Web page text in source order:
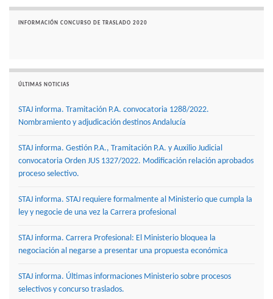
INFORMACIÓN CONCURSO DE TRASLADO 2020
ÚLTIMAS NOTICIAS
STAJ informa. Tramitación P.A. convocatoria 1288/2022.
Nombramiento y adjudicación destinos Andalucía
STAJ informa. Gestión P.A., Tramitación P.A. y Auxilio Judicial
convocatoria Orden JUS 1327/2022. Modificación relación aprobados
proceso selectivo.
STAJ informa. STAJ requiere formalmente al Ministerio que cumpla la
ley y negocie de una vez la Carrera profesional
STAJ informa. Carrera Profesional: El Ministerio bloquea la
negociación al negarse a presentar una propuesta económica
STAJ informa. Últimas informaciones Ministerio sobre procesos
selectivos y concurso traslados.